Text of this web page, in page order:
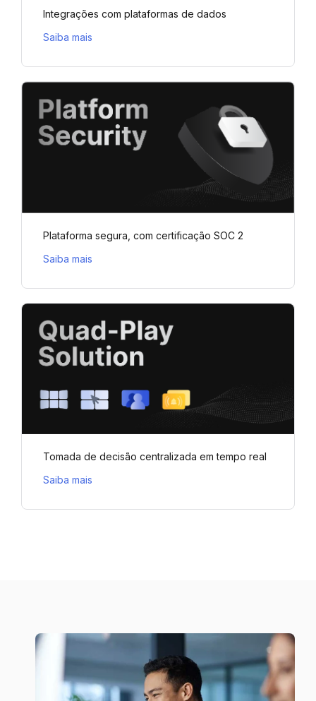
Integrações com plataformas de dados
Saiba mais
Plataforma segura, com certificação SOC 2
Saiba mais
Tomada de decisão centralizada em tempo real
Saiba mais